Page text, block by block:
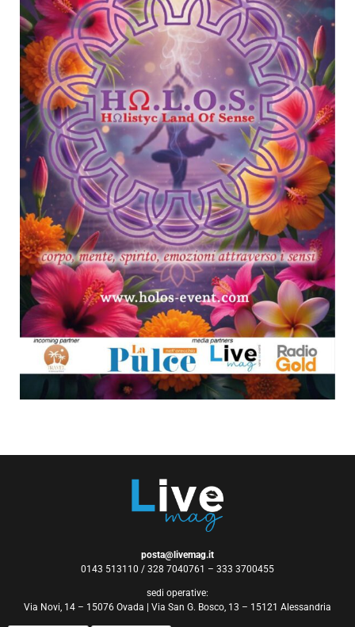
posta@livemag.it
0143 513110 / 328 7040761 – 333 3700455
sedi operative:
Via Novi, 14 – 15076 Ovada | Via San G. Bosco, 13 – 15121 Alessandria